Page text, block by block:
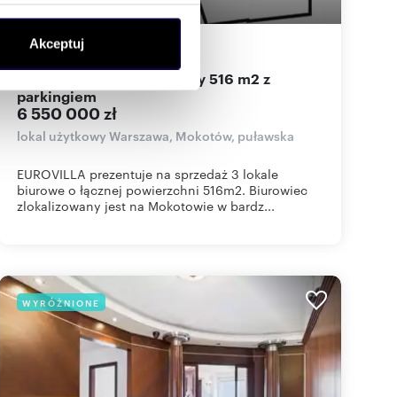
społecznościowym,
od Ciebie lub
Akceptuj
516m2
parkingiem
6 550 000 zł
lokal użytkowy Warszawa, Mokotów, puławska
EUROVILLA prezentuje na sprzedaż 3 lokale
biurowe o łącznej powierzchni 516m2. Biurowiec
zlokalizowany jest na Mokotowie w bardz...
WYRÓŻNIONE